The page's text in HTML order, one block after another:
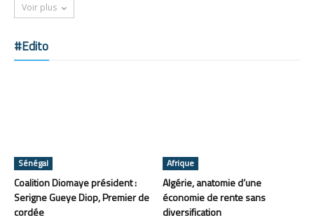
Voir plus
#Edito
Sénégal
Coalition Diomaye président :
Serigne Gueye Diop, Premier de
cordée
Afrique
Algérie, anatomie d’une
économie de rente sans
diversification